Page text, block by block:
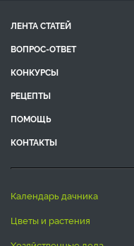
ЛЕНТА СТАТЕЙ
ВОПРОС-ОТВЕТ
КОНКУРСЫ
РЕЦЕПТЫ
ПОМОЩЬ
КОНТАКТЫ
календарь дачника
цветы и растения